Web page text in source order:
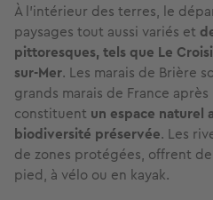
À l’intérieur des terres, le
paysages tout aussi variés et
pittoresques, tels que Le
sur-Mer. Les marais de Brière
grands marais de France
constituent un espace naturel
biodiversité préservée. Les
de zones protégées, offrent
pied, à vélo ou en kayak.